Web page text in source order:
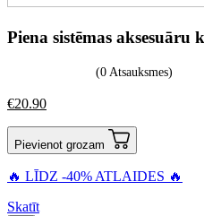
Piena sistēmas aksesuāru
(0 Atsauksmes)
€20.90
Pievienot grozam
🔥 LĪDZ -40% ATLAIDES 🔥
Skatīt